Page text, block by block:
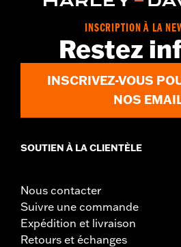
INSCRIPTION À LA
Restez
INSCRIVEZ-VOUS
NOS
SOUTIEN À LA CLIENTÈLE
Nous contacter
Suivre une commande
Expédition et livraison
Retours et échanges